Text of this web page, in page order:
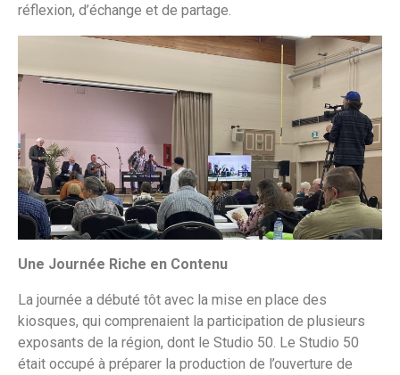
réflexion, d’échange et de partage.
Une Journée Riche en Contenu
La journée a débuté tôt avec la mise en place des
kiosques, qui comprenaient la participation de plusieurs
exposants de la région, dont le Studio 50. Le Studio 50
était occupé à préparer la production de l’ouverture de